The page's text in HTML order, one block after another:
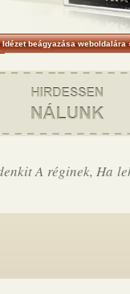
Idézet beágyazása weboldalára
A réginek, Ha